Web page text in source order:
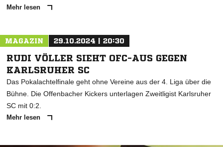
Mehr lesen
MAGAZIN 29.10.2024 | 20:30
RUDI VÖLLER SIEHT OFC-AUS GEGEN
KARLSRUHER SC
Das Pokalachtelfinale geht ohne Vereine aus der 4. Liga über die
Bühne. Die Offenbacher Kickers unterlagen Zweitligist Karlsruher
SC mit 0:2.
Mehr lesen